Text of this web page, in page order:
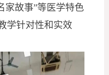
家故事”等医学特色
学针对性和实效